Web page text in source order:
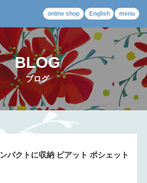
online shop English menu
BLOG
ブログ
パクトに収納 ピアット ポシェット